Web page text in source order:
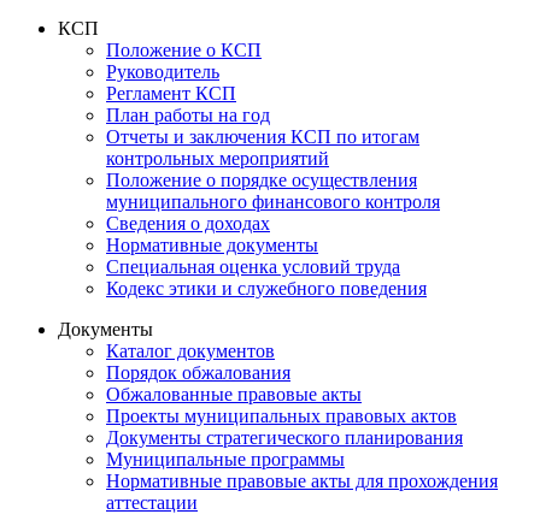
КСП
Положение о КСП
Руководитель
Регламент КСП
План работы на год
Отчеты и заключения КСП по итогам
контрольных мероприятий
Положение о порядке осуществления
муниципального финансового контроля
Сведения о доходах
Нормативные документы
Специальная оценка условий труда
Кодекс этики и служебного поведения
Документы
Каталог документов
Порядок обжалования
Обжалованные правовые акты
Проекты муниципальных правовых актов
Документы стратегического планирования
Муниципальные программы
Нормативные правовые акты для прохождения
аттестации